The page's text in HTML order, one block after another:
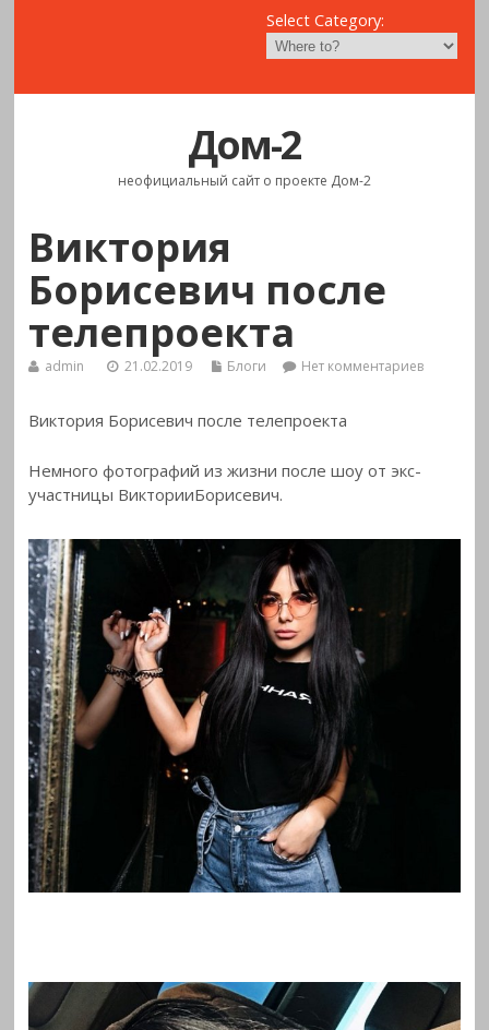
Select Category:
Дом-2
неофициальный сайт о проекте Дом-2
Виктория
Борисевич после
телепроекта
admin 21.02.2019 Блоги Нет комментариев
Виктория Борисевич после телепроекта
Немного фотографий из жизни после шоу от экс-
участницы ВикторииБорисевич.